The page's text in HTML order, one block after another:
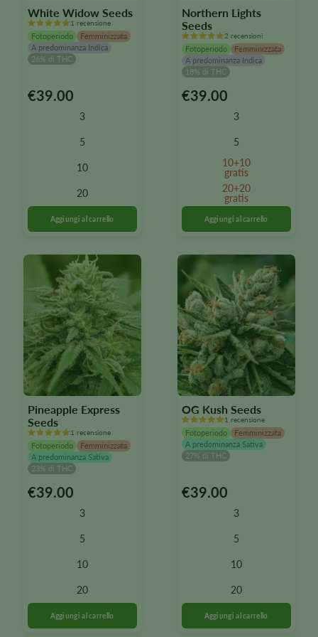
White Widow Seeds
1 recensione
Fotoperiodo
Femminizzata
A predominanza Indica
26% di THC
€39.00
3
5
10
20
Questo
opzioni
possono
selezionate
nella
pagina
del
prodotto
Northern Lights
Seeds
2 recensioni
Fotoperiodo
Femminizzata
A predominanza Indica
18% di THC
€39.00
3
5
10+10
gratis
20+20
gratis
Questo
opzioni
possono
selezionate
nella
pagina
del
prodotto
Pineapple Express
Seeds
1 recensione
Fotoperiodo
Femminizzata
A predominanza Sativa
23% di THC
€39.00
3
5
10
20
Questo
opzioni
possono
OG Kush Seeds
1 recensione
Fotoperiodo
Femminizzata
A predominanza Sativa
27% di THC
€39.00
3
5
10
20
Questo
opzioni
possono